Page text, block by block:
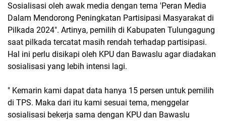
Sosialisasi oleh awak media dengan tema 'Peran Media
Dalam Mendorong Peningkatan Partisipasi Masyarakat di
Pilkada 2024". Artinya, pemilih di Kabupaten Tulungagung
saat pilkada tercatat masih rendah terhadap partisipasi.
Hal ini perlu disikapi oleh KPU dan Bawaslu agar diadakan
sosialisasi yang lebih intensi lagi.
" Kemarin kami dapat data hanya 15 persen untuk pemilih
di TPS. Maka dari itu kami sesuai tema, menggelar
sosialisasi bekerja sama dengan KPU dan Bawaslu